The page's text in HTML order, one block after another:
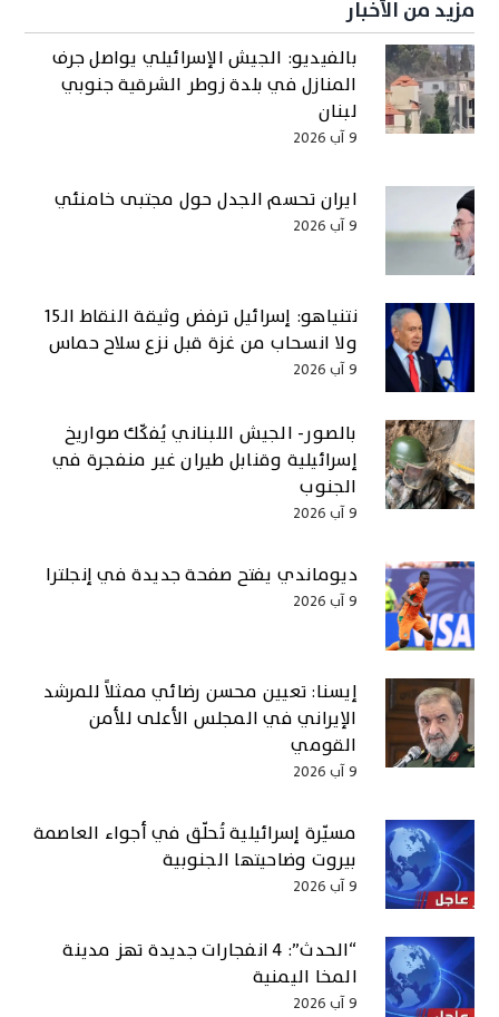
مزيد من الأخبار
بالفيديو: الجيش الإسرائيلي يواصل جرف
المنازل في بلدة زوطر الشرقية جنوبي
لبنان
9 آب 2026
ايران تحسم الجدل حول مجتبى خامنئي
9 آب 2026
نتنياهو: إسرائيل ترفض وثيقة النقاط الـ15
ولا انسحاب من غزة قبل نزع سلاح حماس
9 آب 2026
بالصور- الجيش اللبناني يُفكّك صواريخ
إسرائيلية وقنابل طيران غير منفجرة في
الجنوب
9 آب 2026
ديوماندي يفتح صفحة جديدة في إنجلترا
9 آب 2026
إيسنا: تعيين محسن رضائي ممثلاً للمرشد
الإيراني في المجلس الأعلى للأمن
القومي
9 آب 2026
مسيّرة إسرائيلية تُحلّق في أجواء العاصمة
بيروت وضاحيتها الجنوبية
9 آب 2026
“الحدث”: 4 انفجارات جديدة تهز مدينة
المخا اليمنية
9 آب 2026